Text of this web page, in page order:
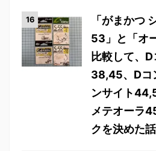
「がまかつ
53」と「オ
比較して、
38,45、Dコ
ンサイト
メテオーラ
クを決めた話